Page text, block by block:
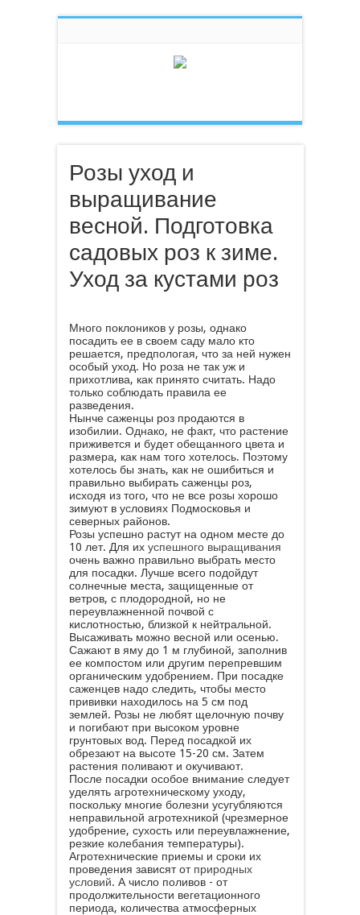
Розы уход и
выращивание
весной. Подготовка
садовых роз к зиме.
Уход за кустами роз
Много поклоников у розы, однако
посадить ее в своем саду мало кто
решается, предпологая, что за ней нужен
особый уход. Но роза не так уж и
прихотлива, как принято считать. Надо
только соблюдать правила ее
разведения.
Нынче саженцы роз продаются в
изобилии. Однако, не факт, что растение
приживется и будет обещанного цвета и
размера, как нам того хотелось. Поэтому
хотелось бы знать, как не ошибиться и
правильно выбирать саженцы роз,
исходя из того, что не все розы хорошо
зимуют в условиях Подмосковья и
северных районов.
Розы успешно растут на одном месте до
10 лет. Для их успешного выращивания
очень важно правильно выбрать место
для посадки. Лучше всего подойдут
солнечные места, защищенные от
ветров, с плодородной, но не
переувлажненной почвой с
кислотностью, близкой к нейтральной.
Высаживать можно весной или осенью.
Сажают в яму до 1 м глубиной, заполнив
ее компостом или другим перепревшим
органическим удобрением. При посадке
саженцев надо следить, чтобы место
прививки находилось на 5 см под
землей. Розы не любят щелочную почву
и погибают при высоком уровне
грунтовых вод. Перед посадкой их
обрезают на высоте 15-20 см. Затем
растения поливают и окучивают.
После посадки особое внимание следует
уделять агротехническому уходу,
поскольку многие болезни усугубляются
неправильной агротехникой (чрезмерное
удобрение, сухость или переувлажнение,
резкие колебания температуры).
Агротехнические приемы и сроки их
проведения зависят от природных
условий. А число поливов - от
продолжительности вегетационного
периода, количества атмосферных